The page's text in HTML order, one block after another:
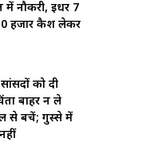
में नौकरी, इधर 7
हजार कैश लेकर
को दी
बाहर न ले
से बचें; गुस्से में